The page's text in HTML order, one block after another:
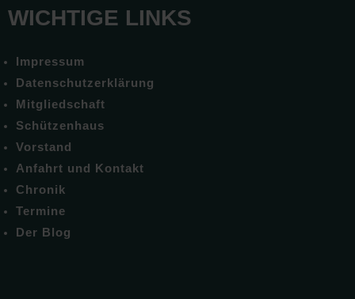
WICHTIGE LINKS
Impressum
Datenschutzerklärung
Mitgliedschaft
Schützenhaus
Vorstand
Anfahrt und Kontakt
Chronik
Termine
Der Blog